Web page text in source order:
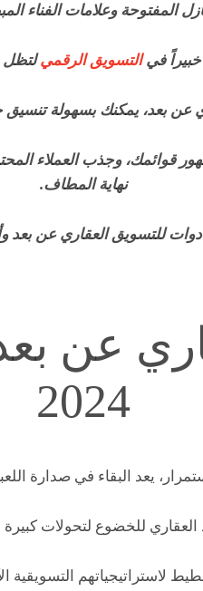
المفتوحة وعلامات الفناء
فيالتسويق الرقميلتظل
عن بعد، يمكنك بسهولة تنسيق
قوائمك، وجذب العملاء
نهاية المطاف.
العقاري عن بعد وأهم
عن
2024
يعد البقاء في صدارة
لاستراتيجياتهم التسويقية